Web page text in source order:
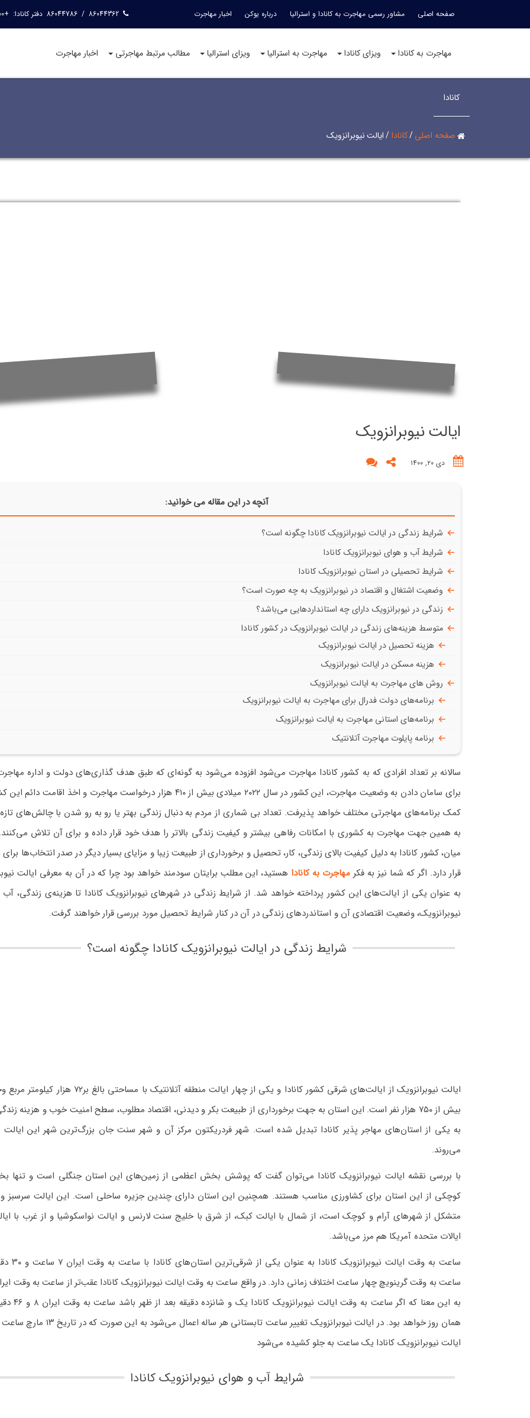
صفحه اصلی مشاور رسمی مهاجرت به کانادا و استرالیا درباره یوکن اخبار مهاجرت 86044362
/
86044786 دفتر کانادا: +15144240400
مهاجرت به کانادا ویزای کانادا مهاجرت به استرالیا ویزای استرالیا مطالب مرتبط مهاجرتی اخبار مهاجرت
کانادا
صفحه اصلی/کانادا/ایالت نیوبرانزویک
ایالت نیوبرانزویک
دی ۲۰, ۱۴۰۰
آنچه در این مقاله می خوانید:
شرایط زندگی در ایالت نیوبرانزویک کانادا چگونه است؟
شرایط آب و هوای نیوبرانزویک کانادا
شرایط تحصیلی در استان نیوبرانزویک کانادا
وضعیت اشتغال و اقتصاد در نیوبرانزویک به چه صورت است؟
زندگی در نیوبرانزویک دارای چه استانداردهایی می‌باشد؟
متوسط هزینه‌های زندگی در ایالت نیوبرانزویک در کشور کانادا
هزینه تحصیل در ایالت نیوبرانزویک
هزینه مسکن در ایالت نیوبرانزویک
روش های مهاجرت به ایالت نیوبرانزویک
برنامه‌های دولت فدرال برای مهاجرت به ایالت نیوبرانزویک
برنامه‌های استانی مهاجرت به ایالت نیوبرانزویک
برنامه پایلوت مهاجرت آتلانتیک
سالانه بر تعداد افرادی که به کشور کانادا مهاجرت می‌شود افزوده می‌شود به گونه‌ای که طبق هدف گذاری‌های دولت و اداره مهاجرت
برای سامان دادن به وضعیت مهاجرت، این کشور در سال ۲۰۲۲ میلادی بیش از ۴۱۰ هزار درخواست مهاجرت و اخذ اقامت
کمک برنامه‌های مهاجرتی مختلف خواهد پذیرفت. تعداد بی شماری از مردم به دنبال زندگی بهتر یا رو به رو شدن با چالش‌های
به همین جهت مهاجرت به کشوری با امکانات رفاهی بیشتر و کیفیت زندگی بالاتر را هدف خود قرار داده و برای آن تلاش
میان، کشور کانادا به دلیل کیفیت بالای زندگی، کار، تحصیل و برخورداری از طبیعت زیبا و مزایای بسیار دیگر در صدر انتخاب‌ها
قرار دارد. اگر که شما نیز به فکر مهاجرت به کانادا هستید، این مطلب برایتان سودمند خواهد بود چرا که در آن به معرفی ایالت
به عنوان یکی از ایالت‌های این کشور پرداخته خواهد شد. از شرایط زندگی در شهرهای نیوبرانزویک کانادا تا هزینه‌ی زندگی،
نیوبرانزویک، وضعیت اقتصادی آن و استاندردهای زندگی در آن در کنار شرایط تحصیل مورد بررسی قرار خواهند گرفت.
شرایط زندگی در ایالت نیوبرانزویک کانادا چگونه است؟
ایالت نیوبرانزویک از ایالت‌های شرقی کشور کانادا و یکی از چهار ایالت منطقه آتلانتیک با
بیش از ۷۵۰ هزار نفر است. این استان به جهت برخورداری از طبیعت بکر و دیدنی، اقتصاد مطلوب، سطح امنیت خوب و هزینه
به یکی از استان‌های مهاجر پذیر کانادا تبدیل شده است. شهر فردریکتون مرکز آن و شهر سنت جان بزرگ‌ترین شهر این ایالت
می‌روند.
با بررسی نقشه ایالت نیوبرانزویک کانادا می‌توان گفت که پوشش بخش اعظمی از زمین‌های این استان جنگلی است و تنها
کوچکی از این استان برای کشاورزی مناسب هستند. همچنین این استان دارای چندین جزیره ساحلی است. این ایالت سرسبز و
متشکل از شهرهای آرام و کوچک است، از شمال با ایالت کبک، از شرق با خلیج سنت لارنس و ایالت نواسکوشیا و از غرب با
ایالات متحده آمریکا هم مرز می‌باشد.
ساعت به وقت ایالت
ساعت به وقت گرینویچ چهار ساعت اختلاف زمانی دارد. در واقع ساعت به وقت ایالت نیوبرانزویک کانادا عقب‌تر از ساعت به وقت
به این معنا که اگر ساعت به وقت
همان روز خواهد بود. در ایالت نیوبرانزویک تغییر ساعت تابستانی هر ساله
ایالت نیوبرانزویک کانادا یک ساعت به جلو کشیده می‌شود
شرایط آب و هوای نیوبرانزویک کانادا